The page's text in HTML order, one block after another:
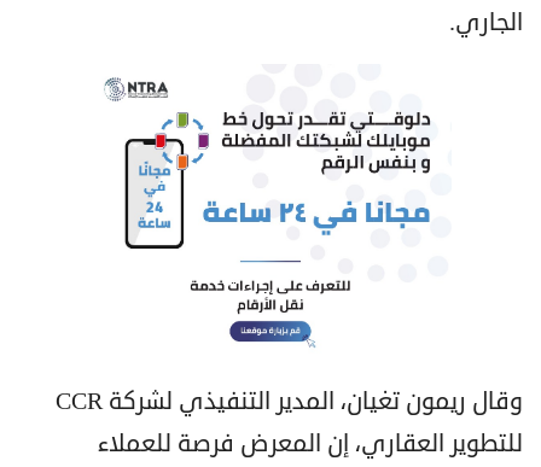
الجاري.
وقال ريمون تغيان، المدير التنفيذي لشركة CCR
للتطوير العقاري، إن المعرض فرصة للعملاء